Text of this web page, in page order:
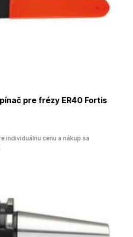
pre frézy ER40 Fortis
individuálnu cenu a nákup sa